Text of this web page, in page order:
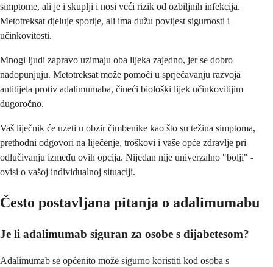
simptome, ali je i skuplji i nosi veći rizik od ozbiljnih infekcija.
Metotreksat djeluje sporije, ali ima dužu povijest sigurnosti i
učinkovitosti.
Mnogi ljudi zapravo uzimaju oba lijeka zajedno, jer se dobro
nadopunjuju. Metotreksat može pomoći u sprječavanju razvoja
antitijela protiv adalimumaba, čineći biološki lijek učinkovitijim
dugoročno.
Vaš liječnik će uzeti u obzir čimbenike kao što su težina simptoma,
prethodni odgovori na liječenje, troškovi i vaše opće zdravlje pri
odlučivanju između ovih opcija. Nijedan nije univerzalno "bolji" -
ovisi o vašoj individualnoj situaciji.
Često postavljana pitanja o adalimumabu
Je li adalimumab siguran za osobe s dijabetesom?
Adalimumab se općenito može sigurno koristiti kod osoba s